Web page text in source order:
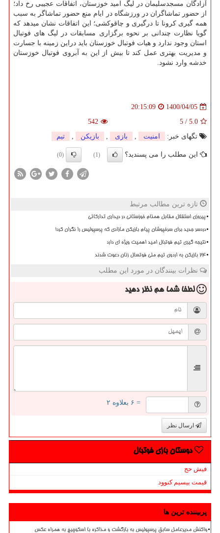
آزادگان مسجدسلیمان در لیگ امید خوزستان، اتفاقات عجیبی رخ داد؛
از حضور تماشاگران در ورزشگاه در ایام منع حضور تماشاگر به سبب
همه گیری کرونا تا درگیری و چاقوکشی؛ این اتفاقات نشان میدهد که
گویا نظارت چندانی بر نحوه برگزاری مسابقات در لیگ های فوتبال
استان وجود ندارد و هیات فوتبال خوزستان باید دراین زمینه با جسارت
و مدیریت بهتری عمل کند تا بیش از این به آبروی فوتبال خوزستان
خدشه وارد نشود.
1400/04/05
20:15:09
5.0
/
5
542
تگهای خبر:
امنیت , بازی , بازیكن , تیم
این مطلب را می پسندید؟ (1)
(0)
تازه ترین مطالب مرتبط
پیروزی استقلال مقابل همنام خوزستانی در دیداری تدارکاتی
دردسر جدید برای سرخپوشان پیام بازیکن مازادی که پرسپولیس را نگران کرد!
نتیجه گیری تیم فوتبال امید اهمیت ویژه ای دارد
۲۴ بازیکن به اردوی تیم ملی فوتسال زنان دعوت شدند
نظرات بینندگان در مورد این مطلب
لطفا شما همنظر دهید
= ۶ بعلاوه ۲
ارسال نظر
دوستان بازی فوتبال
فیش حج
قیمت بیسیم کنوود
پربیننده ترین ها
واکنش مدیرعامل سابق پرسپولیس به بازگشت و مذاکره با اسکوچیچ به همراه عکس